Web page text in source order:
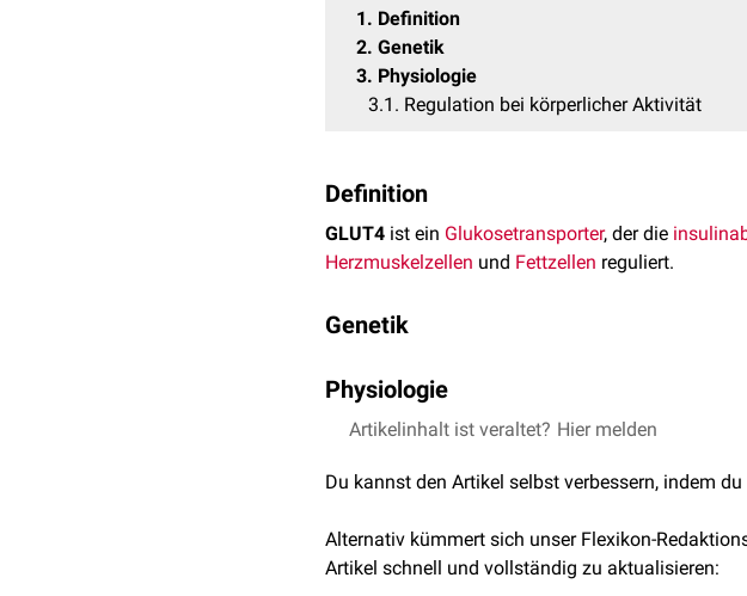
1
Definition
2 Genetik
3 Physiologie
3.1
Regulation bei körperlicher Aktivität
Definition
GLUT4 ist ein Glukosetransporter, der die
Herzmuskelzellen und Fettzellen reguliert.
Genetik
17p13.1 kodiert.
Physiologie
Insulin, das im Pankreasnach der
intrazellulären VesikelnzurPlasmamembrander
Die Translokation von GLUT4 ist der
Glukoseaufnahme. Eine Störung der
Muskel- führt zur sogenanntenInsulinresistenz
Artikelinhalt ist veraltet? Hier melden
Du kannst den Artikel selbst verbessern, indem
Alternativ kümmert sich unser Flexikon-
Artikel schnell und vollständig zu aktualisieren: